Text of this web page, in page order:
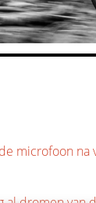
microfoon na